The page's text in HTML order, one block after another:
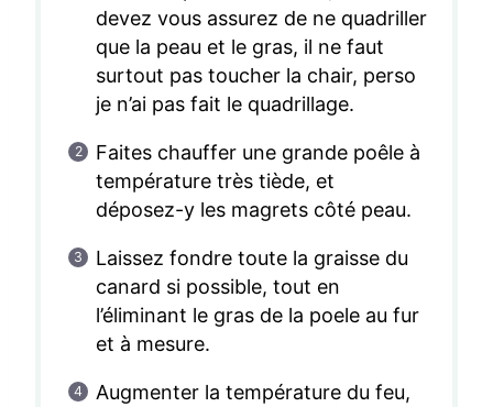
devez vous assurez de ne quadriller
que la peau et le gras, il ne faut
surtout pas toucher la chair, perso
je n’ai pas fait le quadrillage.
Faites chauffer une grande poêle à
température très tiède, et
déposez-y les magrets côté peau.
Laissez fondre toute la graisse du
canard si possible, tout en
l’éliminant le gras de la poele au fur
et à mesure.
Augmenter la température du feu,